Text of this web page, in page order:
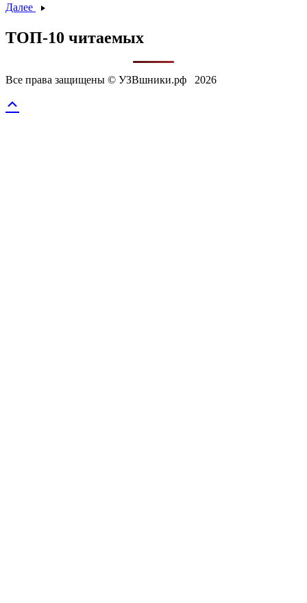
Далее
ТОП-10 читаемых
Все права защищены © УЗВшники.рф 2026